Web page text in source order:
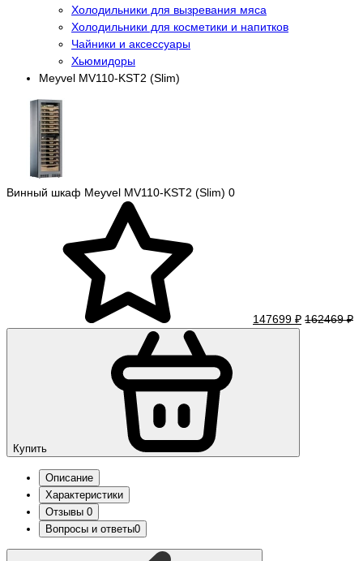
Холодильники для вызревания мяса
Холодильники для косметики и напитков
Чайники и аксессуары
Хьюмидоры
Meyvel MV110-KST2 (Slim)
Винный шкаф Meyvel MV110-KST2 (Slim) 0
147699 ₽ 162469 ₽
Купить
Описание
Характеристики
Отзывы 0
Вопросы и ответы0